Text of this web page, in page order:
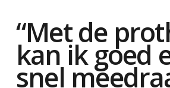
“Met de
kan ik goed
snel